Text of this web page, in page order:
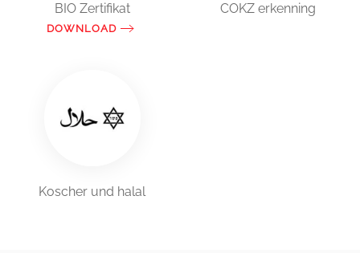
BIO Zertifikat
DOWNLOAD
COKZ erkenning
Koscher und halal